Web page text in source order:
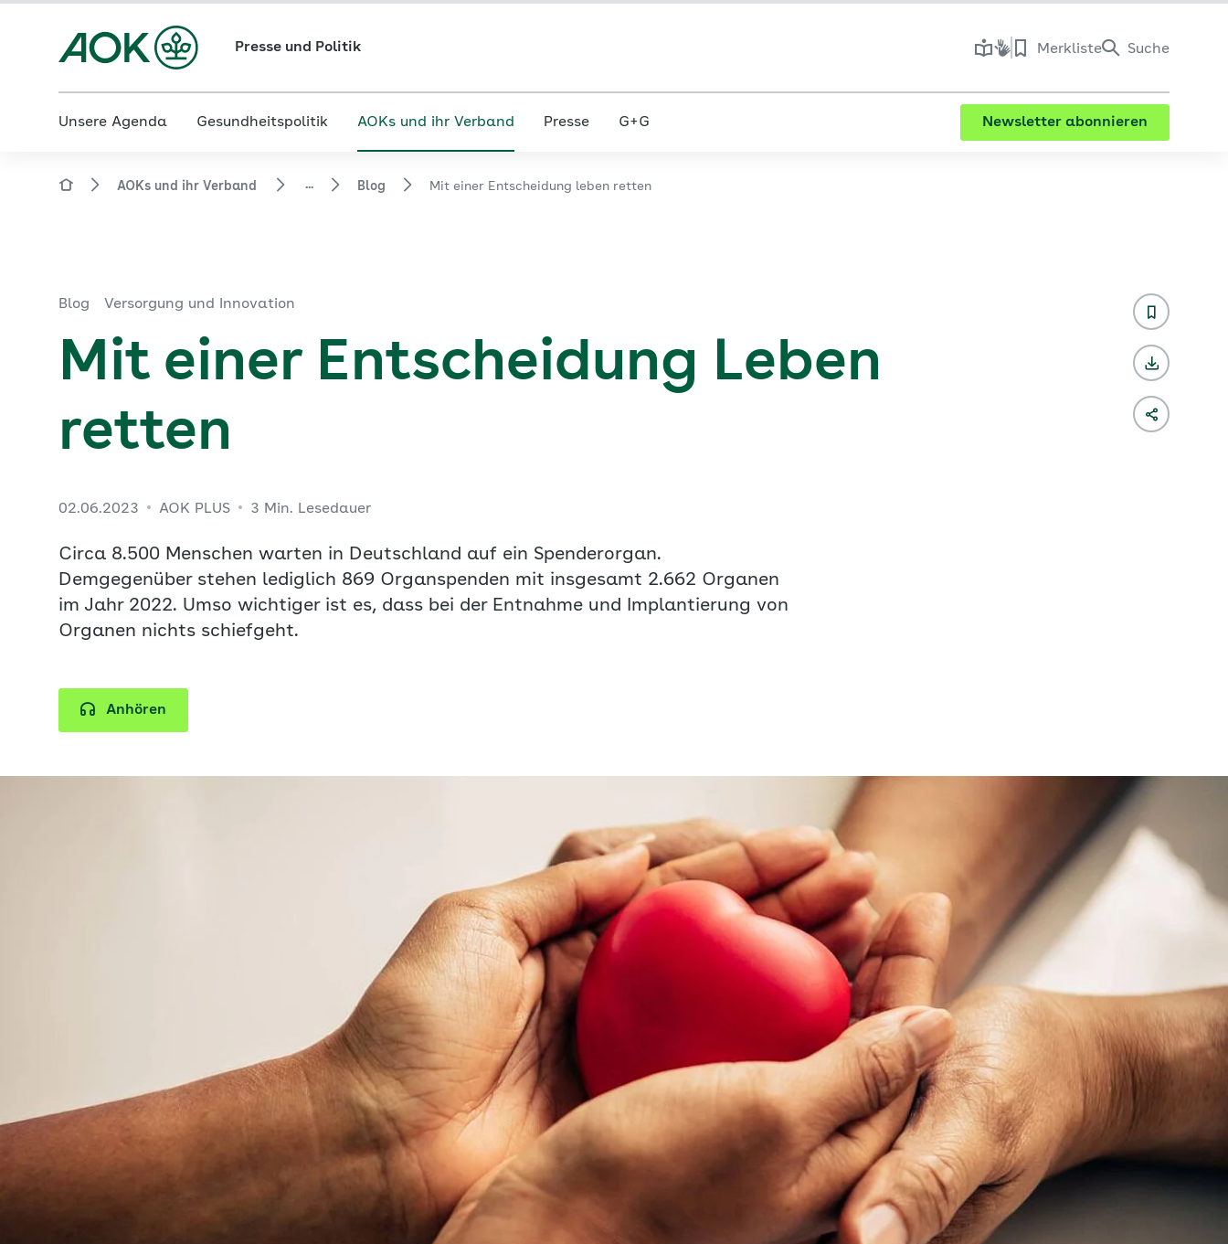
Presse und Politik Merkliste Suche
Unsere Agenda Gesundheitspolitik AOKs und ihr Verband Presse G+G Newsletter abonnieren
AOKs und ihr Verband ... Blog Mit einer Entscheidung leben retten
Blog Versorgung und Innovation
Mit einer Entscheidung Leben
retten
02.06.2023 AOK PLUS 3 Min. Lesedauer
Circa 8.500 Menschen warten in Deutschland auf ein Spenderorgan.
Demgegenüber stehen lediglich 869 Organspenden mit insgesamt 2.662 Organen
im Jahr 2022. Umso wichtiger ist es, dass bei der Entnahme und Implantierung von
Organen nichts schiefgeht.
Anhören